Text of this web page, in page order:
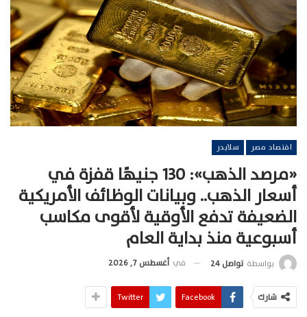
اقتصاد مصر سلايدر
«مرصد الذهب»: 130 جنيهًا قفزة في
أسعار الذهب.. وبيانات الوظائف الأمريكية
الضعيفة تدفع الأوقية لأقوى مكاسب
أسبوعية منذ بداية العام
بواسطة تواصل 24 في أغسطس 7, 2026
شارك Facebook
Twitter